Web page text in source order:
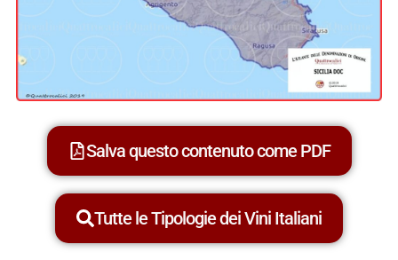
Salva questo contenuto come PDF
Tutte le Tipologie dei Vini Italiani